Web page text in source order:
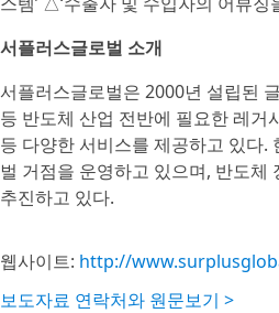
서플러스글로벌 소개
서플러스글로벌은 2000년 설립된
등 반도체 산업 전반에 필요한 레거
등 다양한 서비스를 제공하고 있다.
벌 거점을 운영하고 있으며, 반도체
추진하고 있다.
웹사이트: http://
보도자료 연락처와 원문보기 >